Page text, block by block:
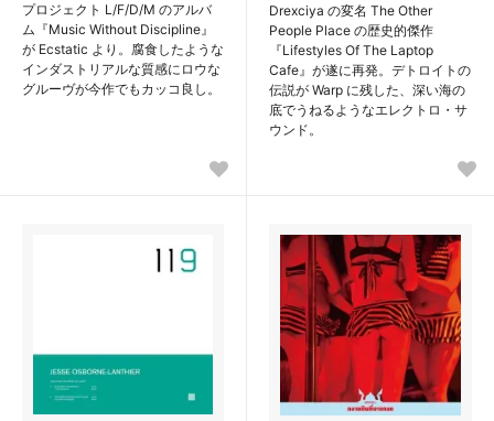
プロジェクト L/F/D/M のアルバ
ム『Music Without Discipline』
が Ecstatic より。腐食したような
インダストリアルな質感にロウな
グルーヴが今作でもカッコ良し。
Drexciya の変名 The Other
People Place の歴史的傑作
『Lifestyles Of The Laptop
Cafe』が遂に再発。デトロイトの
伝説が Warp に残した、深い海の
底でうねるようなエレクトロ・サ
ウンド。